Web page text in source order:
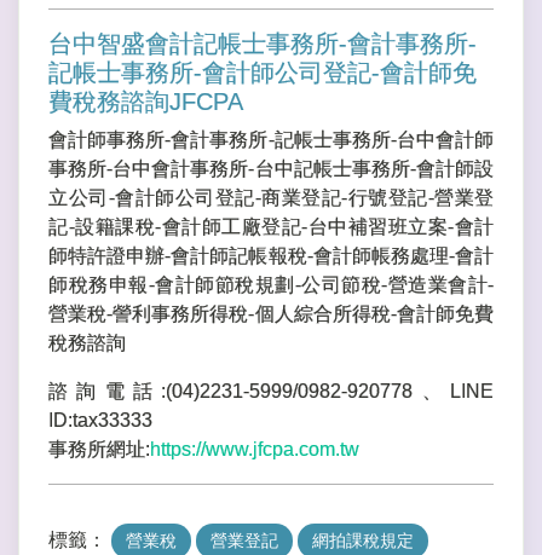
台中智盛會計記帳士事務所-會計事務所-
記帳士事務所-會計師公司登記-會計師免
費稅務諮詢JFCPA
會計師事務所-會計事務所-記帳士事務所-台中會計師
事務所-台中會計事務所-台中記帳士事務所-會計師設
立公司-會計師公司登記-商業登記-行號登記-營業登
記-設籍課稅-會計師工廠登記-台中補習班立案-會計
師特許證申辦-會計師記帳報稅-會計師帳務處理-會計
師稅務申報-會計師節稅規劃-公司節稅-營造業會計-
營業稅-謍利事務所得稅-個人綜合所得稅-會計師免費
稅務諮詢
諮詢電話:(04)2231-5999/0982-920778、LINE
ID:tax33333
事務所網址:https://www.jfcpa.com.tw
標籤： 營業稅 營業登記 網拍課稅規定